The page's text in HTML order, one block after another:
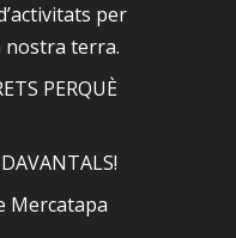
per
nostra terra.
PERQUÈ
Mercatapa